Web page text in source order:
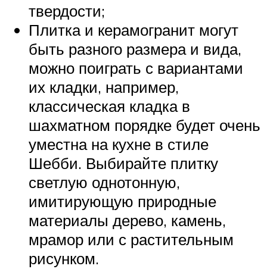
твердости;
Плитка и керамогранит могут
быть разного размера и вида,
можно поиграть с вариантами
их кладки, например,
классическая кладка в
шахматном порядке будет очень
уместна на кухне в стиле
Шебби. Выбирайте плитку
светлую однотонную,
имитирующую природные
материалы дерево, камень,
мрамор или с растительным
рисунком.